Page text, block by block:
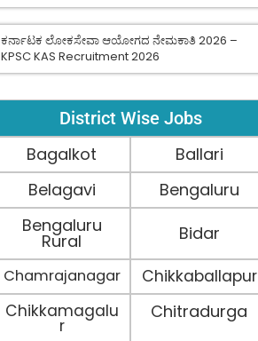
ಕರ್ನಾಟಕ ಲೋಕಸೇವಾ ಆಯೋಗದ ನೇಮಕಾತಿ 2026 –
KPSC KAS Recruitment 2026
District Wise Jobs
Bagalkot
Ballari
Belagavi
Bengaluru
Bengaluru
Rural Bidar
Chamrajanagar
Chikkaballapur
Chikkamagalu
r
Chitradurga